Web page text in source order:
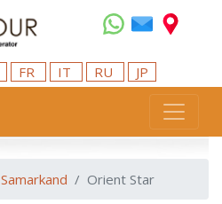
FR IT RU JP
Samarkand Orient Star